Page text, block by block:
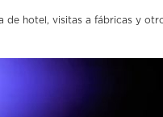
hotel, visitas a fábricas y